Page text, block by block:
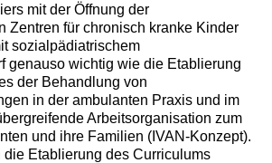
mit der Öffnung der
Zentren für chronisch kranke Kinder
sozialpädiatrischem
genauso wichtig wie die Etablierung
der Behandlung von
in der ambulanten Praxis und im
Arbeitsorganisation zum
und ihre Familien (IVAN-Konzept).
die Etablierung des Curriculums